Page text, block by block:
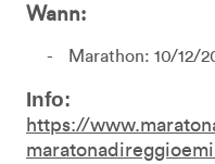
Wann:
Marathon: 10/12/
Info:
https://